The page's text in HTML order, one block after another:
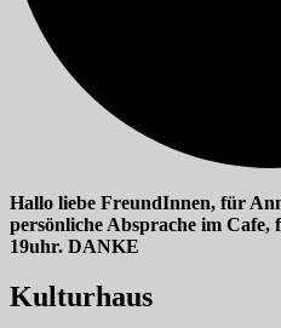
Hallo liebe FreundInnen, für
persönliche Absprache im Cafe,
19uhr. DANKE
Kulturhaus